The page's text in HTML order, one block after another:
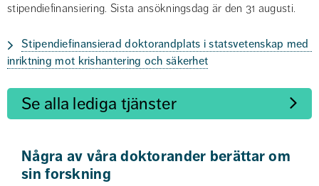
stipendiefinansiering. Sista ansökningsdag är den 31 augusti.
Stipendiefinansierad doktorandplats i statsvetenskap med
inriktning mot krishantering och säkerhet
Se alla lediga tjänster
Några av våra doktorander berättar om
sin forskning